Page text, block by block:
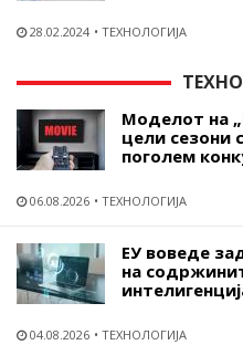
28.02.2024 ТЕХНОЛОГИЈА
Моделот на
цели сезони
поголем
06.08.2026 ТЕХНОЛОГИЈА
ЕУ воведе
на
04.08.2026 ТЕХНОЛОГИЈА